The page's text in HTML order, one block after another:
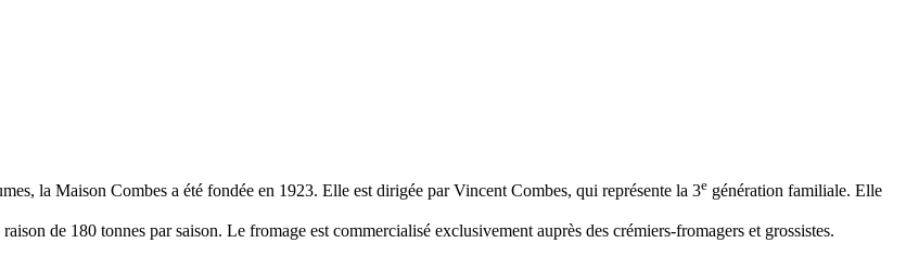
la Maison Combes a été fondée en 1923. Elle est dirigée par Vincent Combes, qui représente la 3e génération familiale. Elle
raison de 180 tonnes par saison. Le fromage est commercialisé exclusivement auprès des crémiers-fromagers et grossistes.